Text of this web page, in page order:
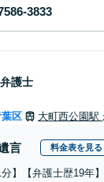
弁護士
区 大町西公園駅
言 料金表を見る
分】【弁護士歴19